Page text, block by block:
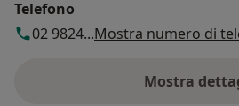
Telefono
02 9824...Mostra numero di
Mostra